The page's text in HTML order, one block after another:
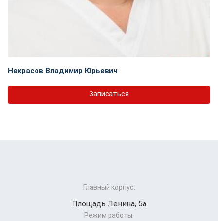
Некрасов Владимир Юрьевич
Записаться
Главный корпус:
Площадь Ленина, 5а
Режим работы: